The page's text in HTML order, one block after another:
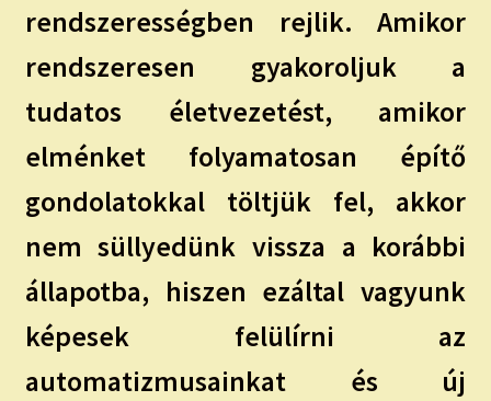
rendszerességben rejlik. Amikor
rendszeresen gyakoroljuk a
tudatos életvezetést, amikor
elménket folyamatosan építő
gondolatokkal töltjük fel, akkor
nem süllyedünk vissza a korábbi
állapotba, hiszen ezáltal vagyunk
képesek felülírni az
automatizmusainkat és új